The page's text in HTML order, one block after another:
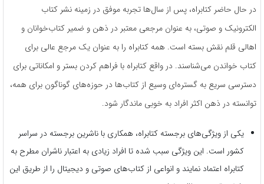
در حال حاضر کتابراه، پس از سال‌ها تجربه موفق در زمینه نشر کتاب
الکترونیک و صوتی، به عنوان مرجعی معتبر در ذهن و ضمیر کتاب‌خوانان و
اهالی قلم نقش بسته است. همه کتابراه را به عنوان یک مرجع عالی برای
کتاب خواندن می‌شناسند. در واقع کتابراه با فراهم کردن بستر و امکاناتی برای
دسترسی سریع به گستره‌ای وسیع از کتاب‌ها در حوزه‌های گوناگون برای همه،
توانسته در ذهن اکثر افراد به خوبی ماندگار شود.
یکی از ویژگی‌های برجسته کتابراه، همکاری با ناشرین برجسته در سراسر
کشور است. این ویژگی سبب شده تا افراد زیادی به اعتبار ناشران مطرح به
کتابراه اعتماد نمایند و انواعی از کتاب‌های صوتی و دیجیتال را از طریق این